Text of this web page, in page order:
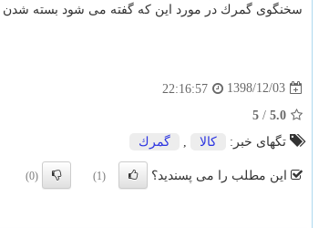
سخنگوی گمرك در مورد این كه گفته می شود بسته شدن
1398/12/03
22:16:57
5.0
/
5
تگهای خبر:
كالا , گمرك
این مطلب را می پسندید؟ (1)
(0)